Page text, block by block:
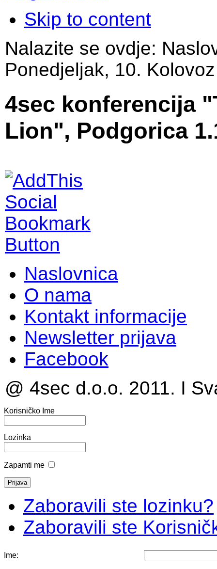
Skip to content
Nalazite se ovdje:
Ponedjeljak, 10.
4sec konferencija
Lion", Podgorica
Naslovnica
O nama
Kontakt informacije
Newsletter prijava
Facebook
@ 4sec d.o.o. 2011. I
Korisničko Ime
Lozinka
Zapamti me
Zaboravili ste lozinku?
Zaboravili ste
Ime: